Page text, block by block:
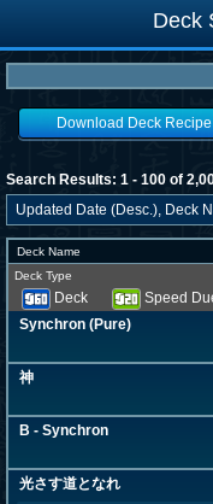
Deck
Download Deck
Search Results: 1 - 100 of
Deck Name
Deck Type
Deck Speed
Synchron (Pure)
神
B - Synchron
光さす道となれ